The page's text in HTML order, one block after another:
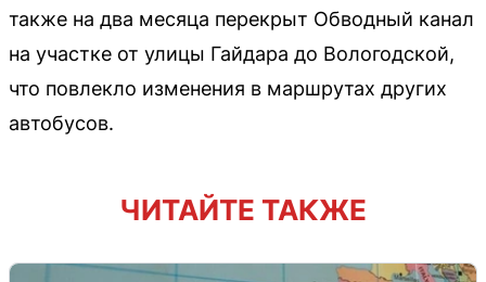
также на два месяца перекрыт Обводный канал
на участке от улицы Гайдара до Вологодской,
что повлекло изменения в маршрутах других
автобусов.
ЧИТАЙТЕ ТАКЖЕ